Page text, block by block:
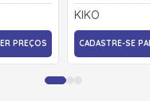
PREÇOS
KIKO
CADASTRE-SE